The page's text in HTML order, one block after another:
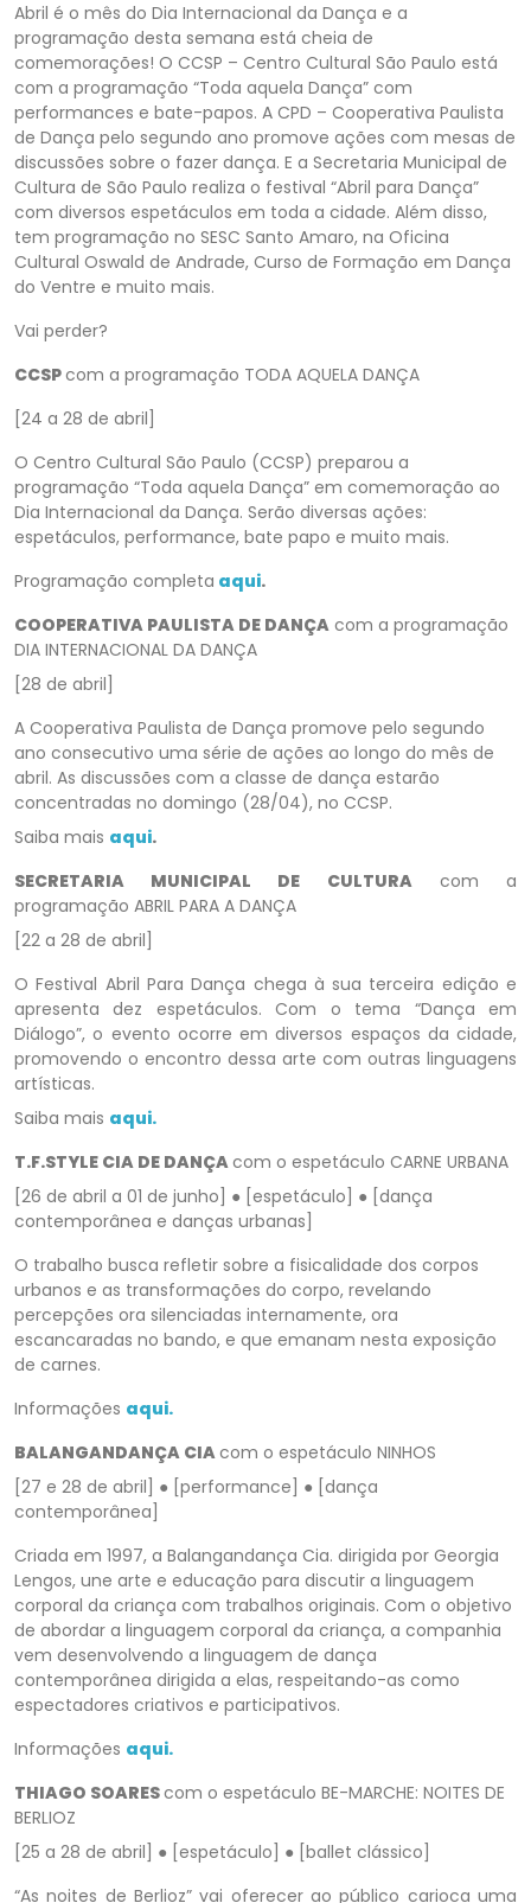
Abril é o mês do Dia Internacional da Dança e a
programação desta semana está cheia de
comemorações! O CCSP – Centro Cultural São Paulo está
com a programação “Toda aquela Dança” com
performances e bate-papos. A CPD – Cooperativa Paulista
de Dança pelo segundo ano promove ações com mesas de
discussões sobre o fazer dança. E a Secretaria Municipal de
Cultura de São Paulo realiza o festival “Abril para Dança”
com diversos espetáculos em toda a cidade. Além disso,
tem programação no SESC Santo Amaro, na Oficina
Cultural Oswald de Andrade, Curso de Formação em Dança
do Ventre e muito mais.
Vai perder?
CCSPcom a programação TODA AQUELA DANÇA
[24 a 28 de abril]
O Centro Cultural São Paulo (CCSP) preparou a
programação “Toda aquela Dança” em comemoração ao
Dia Internacional da Dança. Serão diversas ações:
espetáculos, performance, bate papo e muito mais.
Programação completa aqui.
COOPERATIVA PAULISTA DE DANÇA com a programação
DIA INTERNACIONAL DA DANÇA
[28 de abril]
A Cooperativa Paulista de Dança promove pelo segundo
ano consecutivo uma série de ações ao longo do mês de
abril. As discussões com a classe de dança estarão
concentradas no domingo (28/04), no CCSP.
Saiba mais aqui.
SECRETARIA MUNICIPAL DE CULTURAcom a
programação ABRIL PARA A DANÇA
[22 a 28 de abril]
O Festival Abril Para Dança chega à sua terceira edição e
apresenta dez espetáculos. Com o tema “Dança em
Diálogo”, o evento ocorre em diversos espaços da cidade,
promovendo o encontro dessa arte com outras linguagens
artísticas.
Saiba mais aqui.
T.F.STYLE CIA DE DANÇAcom o espetáculo CARNE URBANA
[26 de abril a 01 de junho] ● [espetáculo] ● [dança
contemporânea e danças urbanas]
O trabalho busca refletir sobre a fisicalidade dos corpos
urbanos e as transformações do corpo, revelando
percepções ora silenciadas internamente, ora
escancaradas no bando, e que emanam nesta exposição
de carnes.
Informações aqui.
BALANGANDANÇA CIAcom o espetáculo NINHOS
[27 e 28 de abril] ● [performance] ● [dança
contemporânea]
Criada em 1997, a Balangandança Cia. dirigida por Georgia
Lengos, une arte e educação para discutir a linguagem
corporal da criança com trabalhos originais. Com o objetivo
de abordar a linguagem corporal da criança, a companhia
vem desenvolvendo a linguagem de dança
contemporânea dirigida a elas, respeitando-as como
espectadores criativos e participativos.
Informações aqui.
THIAGO SOAREScom o espetáculo BE-MARCHE: NOITES DE
BERLIOZ
[25 a 28 de abril] ● [espetáculo] ● [ballet clássico]
“As noites de Berlioz” vai oferecer ao público carioca uma